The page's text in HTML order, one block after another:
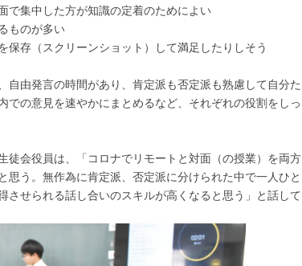
で集中した方が知識の定着のためによい
ものが多い
保存（スクリーンショット）して満足したりしそう
由発言の時間があり、肯定派も否定派も熟慮して自分た
での意見を速やかにまとめるなど、それぞれの役割をしっ
会役員は、「コロナでリモートと対面（の授業）を両方
う。無作為に肯定派、否定派に分けられた中で一人ひと
させられる話し合いのスキルが高くなると思う」と話して